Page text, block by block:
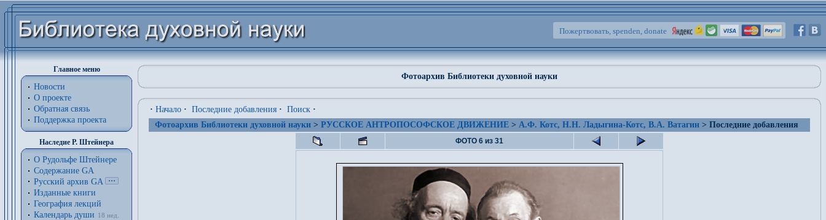
Пожертвовать, spenden, donate
Главное меню
Новости
О проекте
Обратная связь
Поддержка проекта
Наследие Р. Штейнера
О Рудольфе Штейнере
Содержание GA
Русский архив GA
Изданные книги
География лекций
Календарь души
18 нед.
Фотоархив Библиотеки духовной науки
· Начало · Последние добавления · Поиск ·
Фотоархив Библиотеки духовной науки > РУССКОЕ АНТРОПОСОФСКОЕ ДВИЖЕНИЕ > А.Ф. Котс, Н.Н. Ладыгина-Котс, В.А. Ватагин > Последние добавления
ФОТО 6 из 31